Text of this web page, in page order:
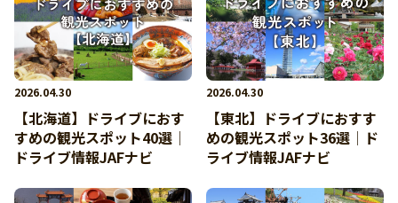
2026.04.30
【北海道】ドライブにおす
すめの観光スポット40選│
ドライブ情報JAFナビ
2026.04.30
【東北】ドライブにおすす
めの観光スポット36選│ド
ライブ情報JAFナビ